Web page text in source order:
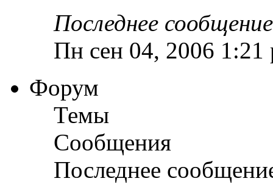
Последнее сообщение
Пн сен 04, 2006 1:21
Форум
Темы
Сообщения
Последнее